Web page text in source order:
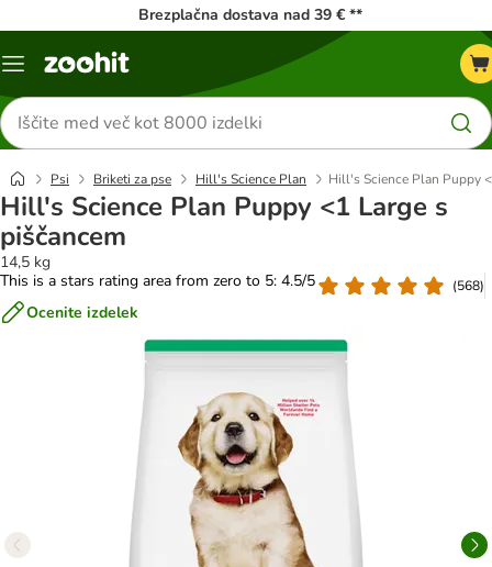
Brezplačna dostava nad 39 € **
Meni
Iskanje
izdelkov
Psi Briketi za pse Hill's Science Plan Hill's Science Plan Puppy
Hill's Science Plan Puppy <1 Large s
piščancem
14,5 kg
This is a stars rating area from zero to 5: 4.5/5
(568)
Ocenite izdelek